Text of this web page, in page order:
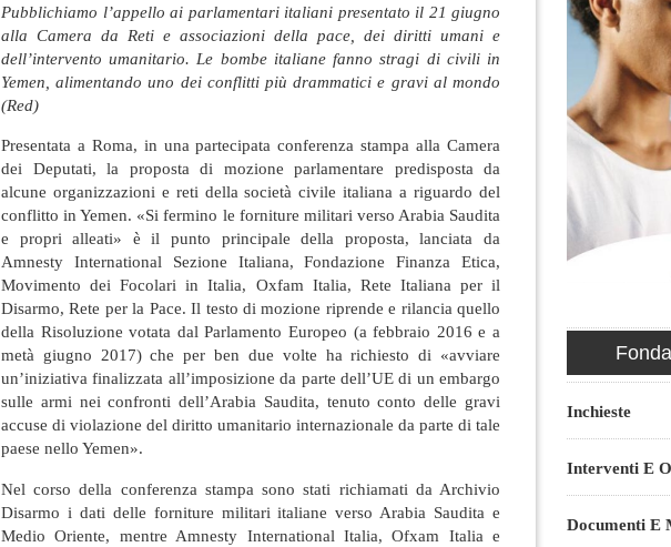
Pubblichiamo l’appello ai parlamentari italiani presentato il 21 giugno
alla Camera da Reti e associazioni della pace, dei diritti umani e
dell’intervento umanitario. Le bombe italiane fanno stragi di civili in
Yemen, alimentando uno dei conflitti più drammatici e gravi al mondo
(Red)
Presentata a Roma, in una partecipata conferenza stampa alla Camera
dei Deputati, la proposta di mozione parlamentare predisposta da
alcune organizzazioni e reti della società civile italiana a riguardo del
conflitto in Yemen. «Si fermino le forniture militari verso Arabia Saudita
e propri alleati» è il punto principale della proposta, lanciata da
Amnesty International Sezione Italiana, Fondazione Finanza Etica,
Movimento dei Focolari in Italia, Oxfam Italia, Rete Italiana per il
Disarmo, Rete per la Pace. Il testo di mozione riprende e rilancia quello
della Risoluzione votata dal Parlamento Europeo (a febbraio 2016 e a
metà giugno 2017) che per ben due volte ha richiesto di «avviare
un’iniziativa finalizzata all’imposizione da parte dell’UE di un embargo
sulle armi nei confronti dell’Arabia Saudita, tenuto conto delle gravi
accuse di violazione del diritto umanitario internazionale da parte di tale
paese nello Yemen».
Nel corso della conferenza stampa sono stati richiamati da Archivio
Disarmo i dati delle forniture militari italiane verso Arabia Saudita e
Medio Oriente, mentre Amnesty International Italia, Ofxam Italia e
Inchieste
Interventi E
Documenti E